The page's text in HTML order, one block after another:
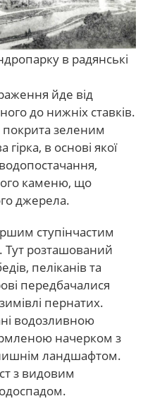
в радянські
йде від
до нижніх ставків.
зеленим
в основі якої
каменю, що
джерела.
ступінчастим
розташований
пеліканів та
передбачалися
пернатих.
водозливною
начерком з
ландшафтом.
з видовим